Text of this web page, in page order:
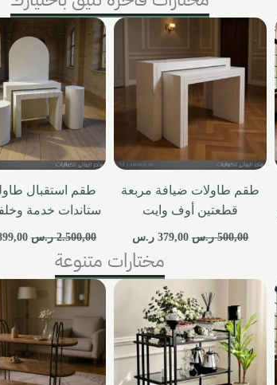
طقم طاولات ضيافة مربعة
قطعتين أوف وايت
500,00 ر.س 379,00 ر.س
طقم استقبال
ستاندات خدمة
2.500,00 ر.س
مختارات متنوعة